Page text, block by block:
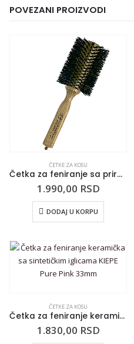
POVEZANI PROIZVODI
ČETKE ZA KOSU
Četka za feniranje sa prirodnom dlakom TRIANGOLO 75mm
1.990,00 RSD
DODAJ U KORPU
ČETKE ZA KOSU
Četka za feniranje keramička sa sintetičkim iglicama KIEPE Pure Pink 33mm
1.830,00 RSD